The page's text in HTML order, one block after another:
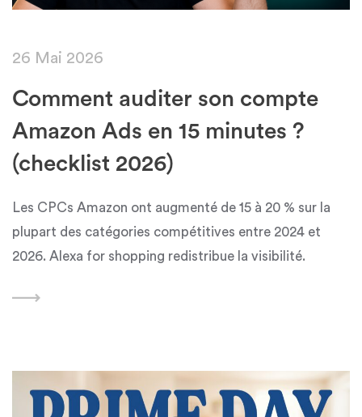
26 Mai 2026
Comment auditer son compte
Amazon Ads en 15 minutes ?
(checklist 2026)
Les CPCs Amazon ont augmenté de 15 à 20 % sur la
plupart des catégories compétitives entre 2024 et
2026. Alexa for shopping redistribue la visibilité.